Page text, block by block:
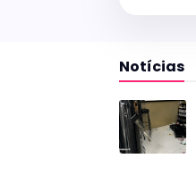
Notícias